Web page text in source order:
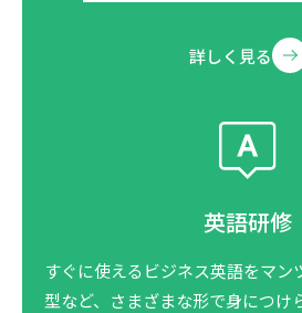
詳しく見る
英語研修
すぐに使えるビジネス英語をマン
型など、さまざまな形で身につけ